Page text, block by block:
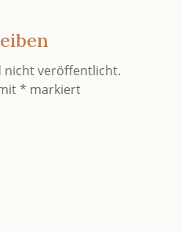
nicht veröffentlicht.
* markiert